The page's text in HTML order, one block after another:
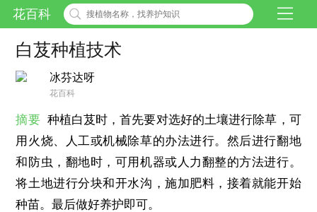
花百科
白芨种植技术
冰芬达呀
花百科
摘要 种植白芨时，首先要对选好的土壤进行除草，可
用火烧、人工或机械除草的办法进行。然后进行翻地
和防虫，翻地时，可用机器或人力翻整的方法进行。
将土地进行分块和开水沟，施加肥料，接着就能开始
种苗。最后做好养护即可。